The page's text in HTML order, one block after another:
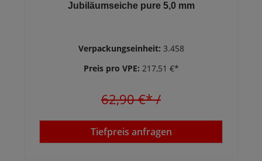
Jubiläumseiche pure 5,0 mm
Verpackungseinheit: 3.458
Preis pro VPE: 217,51 €*
62,90 €*/
Tiefpreis anfragen